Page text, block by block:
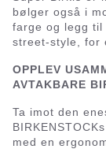
bølger også i
farge og legg til
street-style, for
OPPLEV
AVTAKBARE
Ta imot den
med en